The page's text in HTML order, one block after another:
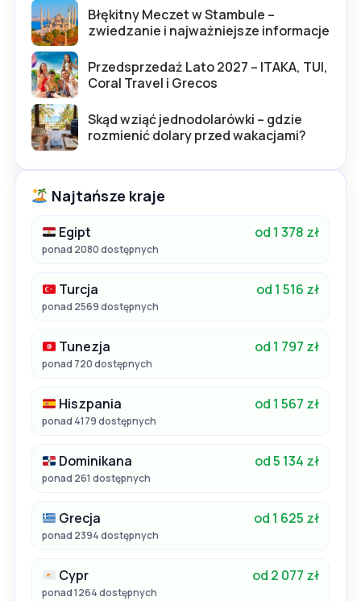
Błękitny Meczet w Stambule –
zwiedzanie i najważniejsze informacje
Przedsprzedaż Lato 2027 – ITAKA, TUI,
Coral Travel i Grecos
Skąd wziąć jednodolarówki – gdzie
rozmienić dolary przed wakacjami?
Najtańsze kraje
Egipt od 1 378 zł
ponad 2080 dostępnych
Turcja od 1 516 zł
ponad 2569 dostępnych
Tunezja od 1 797 zł
ponad 720 dostępnych
Hiszpania od 1 567 zł
ponad 4179 dostępnych
Dominikana od 5 134 zł
ponad 261 dostępnych
Grecja od 1 625 zł
ponad 2394 dostępnych
Cypr od 2 077 zł
ponad 1264 dostępnych